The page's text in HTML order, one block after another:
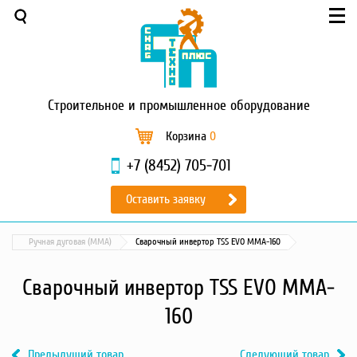
Строительное и промышленное оборудование
Корзина 0
+7 (8452) 705-701
Оставить заявку
Ручная дуговая (MMA) Сварочный инвертор ТSS EVO MMA-160
Сварочный инвертор ТSS EVO MMA-
160
Сервис
Контакты
Промышленный обогрев
Строительные материалы
Строительные леса
Моечное оборудование
Запчасти для малой
Окрасочное оборудование
Силовая техника